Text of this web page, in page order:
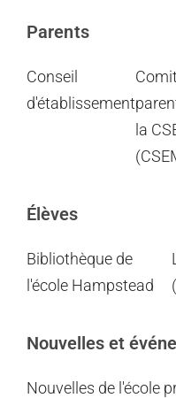
Parents
Conseil
d'établissement
la
Élèves
Bibliothèque de
l'école Hampstead
Nouvelles et
Nouvelles de l'école